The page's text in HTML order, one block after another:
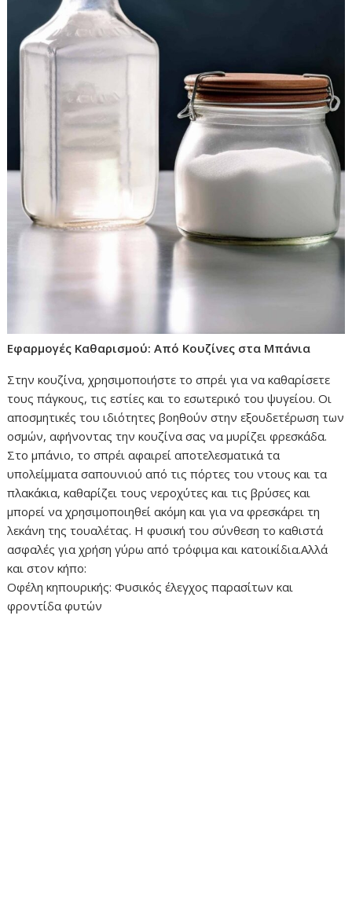
Εφαρμογές Καθαρισμού: Από Κουζίνες στα Μπάνια
Στην κουζίνα, χρησιμοποιήστε το σπρέι για να καθαρίσετε
τους πάγκους, τις εστίες και το εσωτερικό του ψυγείου. Οι
αποσμητικές του ιδιότητες βοηθούν στην εξουδετέρωση των
οσμών, αφήνοντας την κουζίνα σας να μυρίζει φρεσκάδα.
Στο μπάνιο, το σπρέι αφαιρεί αποτελεσματικά τα
υπολείμματα σαπουνιού από τις πόρτες του ντους και τα
πλακάκια, καθαρίζει τους νεροχύτες και τις βρύσες και
μπορεί να χρησιμοποιηθεί ακόμη και για να φρεσκάρει τη
λεκάνη της τουαλέτας. Η φυσική του σύνθεση το καθιστά
ασφαλές για χρήση γύρω από τρόφιμα και κατοικίδια.Αλλά
και στον κήπο:
Οφέλη κηπουρικής: Φυσικός έλεγχος παρασίτων και
φροντίδα φυτών